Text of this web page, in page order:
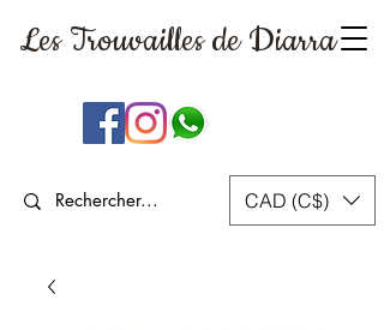
Les Trouvaillesde Diarra
CAD (C$)